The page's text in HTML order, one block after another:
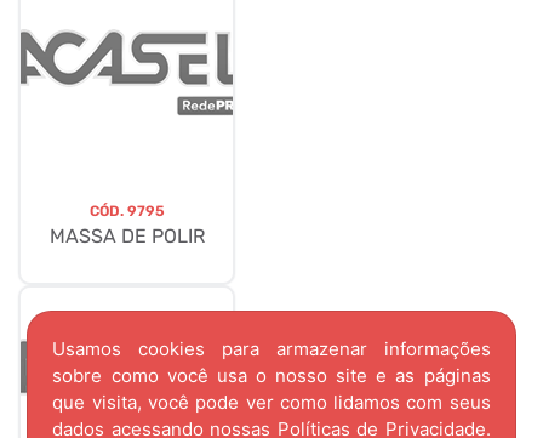
Usamos cookies para armazenar informações
sobre como você usa o nosso site e as páginas
que visita, você pode ver como lidamos com seus
dados acessando nossas Políticas de Privacidade.
CÓD. 9795
MASSA DE POLIR